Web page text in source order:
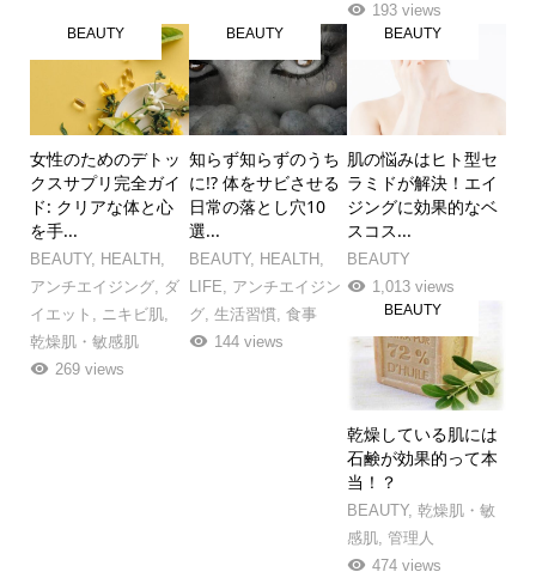
193 views
女性のためのデトッ
クスサプリ完全ガイ
ド: クリアな体と心
を手...
BEAUTY, HEALTH,
アンチエイジング,
ダ
イエット
ニキビ肌,
乾燥肌・敏感肌
269 views
BEAUTY
知らず知らずのうち
に!? 体をサビさせる
日常の落とし穴10
選...
BEAUTY, HEALTH,
LIFE
アンチエイジン
グ, 生活習慣, 食事
144 views
BEAUTY
肌の悩みはヒト型セ
ラミドが解決！エイ
ジングに効果的なベ
スコス...
BEAUTY
1,013 views
BEAUTY
乾燥している肌には
石鹸が効果的って本
当！？
BEAUTY,乾燥肌・敏
感肌 ,管理人
474 views
BEAUTY